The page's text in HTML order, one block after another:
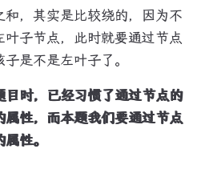
，其实是比较绕的，因为不
子节点，此时就要通过节点
是不是左叶子了。
时，已经习惯了通过节点的
属性，而本题我们要通过节点
性。